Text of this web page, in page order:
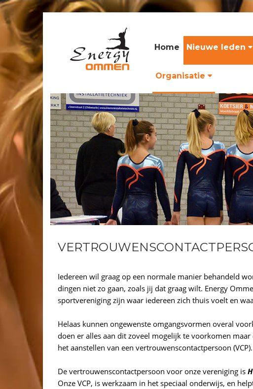
Home Nieuwe leden
Organisatie
Iedereen wil graag op een normale manier behandeld
dingen niet zo gaan, zoals jij dat graag wilt. Energy
sportvereniging zijn waar iedereen zich thuis voelt en
Helaas kunnen ongewenste omgangsvormen overal
doen er alles aan dit zoveel mogelijk te voorkomen
het aanstellen van een vertrouwenscontactpersoon (VCP).
De vertrouwenscontactpersoon voor onze vereniging is
Onze VCP, is werkzaam in het speciaal onderwijs, en